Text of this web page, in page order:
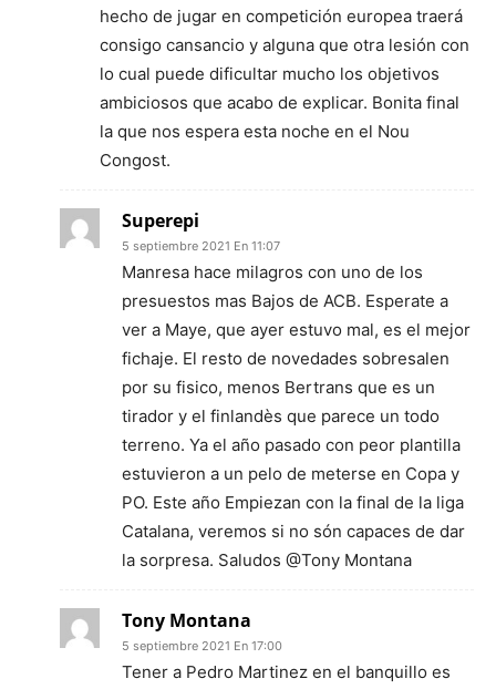
hecho de jugar en competición europea traerá
consigo cansancio y alguna que otra lesión con
lo cual puede dificultar mucho los objetivos
ambiciosos que acabo de explicar. Bonita final
la que nos espera esta noche en el Nou
Congost.
Superepi
5 septiembre 2021 En 11:07
Manresa hace milagros con uno de los
presuestos mas Bajos de ACB. Esperate a
ver a Maye, que ayer estuvo mal, es el mejor
fichaje. El resto de novedades sobresalen
por su fisico, menos Bertrans que es un
tirador y el finlandès que parece un todo
terreno. Ya el año pasado con peor plantilla
estuvieron a un pelo de meterse en Copa y
PO. Este año Empiezan con la final de la liga
Catalana, veremos si no són capaces de dar
la sorpresa. Saludos @Tony Montana
Tony Montana
5 septiembre 2021 En 17:00
Tener a Pedro Martinez en el banquillo es